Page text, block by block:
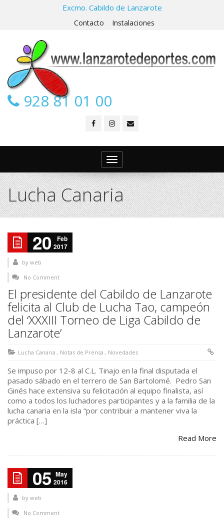
Excmo. Cabildo de Lanzarote
Contacto Instalaciones
928 81 01 00
Toggle
navigation
Lucha Canaria
20
Feb
2017
by web
No Comment
El presidente del Cabildo de Lanzarote
felicita al Club de Lucha Tao, campeón
del ‘XXXIII Torneo de Liga Cabildo de
Lanzarote’
Lucha Canaria , Notas de Prensa , Novedades
Se impuso por 12-8 al C.L. Tinajo en la final disputada el
pasado sábado en el terrero de San Bartolomé. Pedro San
Ginés hace extensiva su felicitación al equipo finalista, así
como a todos los luchadores participantes y a la familia de la
lucha canaria en la isla “por contribuir a mantener viva la
práctica […]
Read More
05 May
2016
by web
No Comment